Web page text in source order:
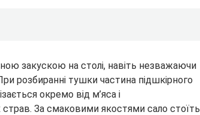
закускою на столі, навіть незважаючи
розбиранні тушки частина підшкірного
окремо від м’яса і
страв. За смаковими якостями сало стоїть